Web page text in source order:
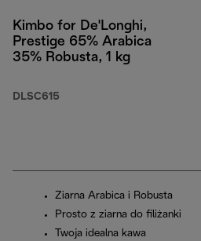
Kimbo for De'Longhi,
Prestige 65% Arabica
35% Robusta, 1 kg
DLSC615
Ziarna Arabica i Robusta
Prosto z ziarna do filiżanki
Twoja idealna kawa